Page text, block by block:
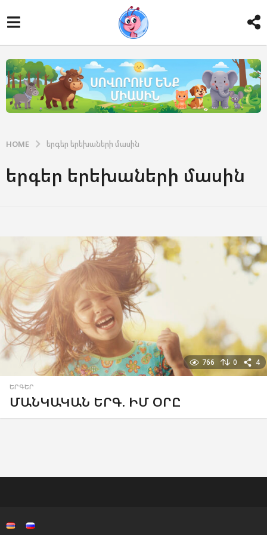
HOME երգեր երեխաների մասին
երգեր երեխաների մասին
766 0 4
ԵՐԳԵՐ
ՄԱՆԿԱԿԱՆ ԵՐԳ. ԻՄ ՕՐԸ